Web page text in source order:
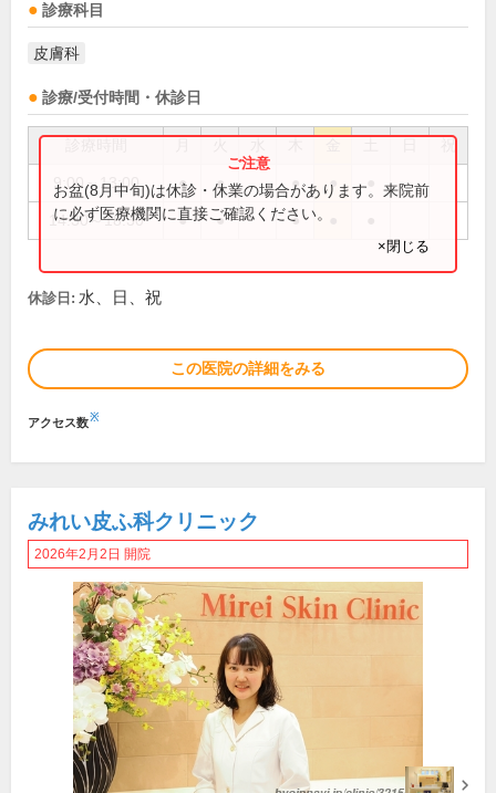
診療科目
皮膚科
診療/受付時間・休診日
祝
9:00～13:00 ● ● ● ●
14:30～18:30 ● ● ●
お盆(8月中旬)は休診・休業の場合があります。来院前
に必ず医療機関に直接ご確認ください。
×閉じる
休診日: 水、日、祝
この医院の詳細をみる
アクセス数※
みれい皮ふ科クリニック
2026年2月2日 開院